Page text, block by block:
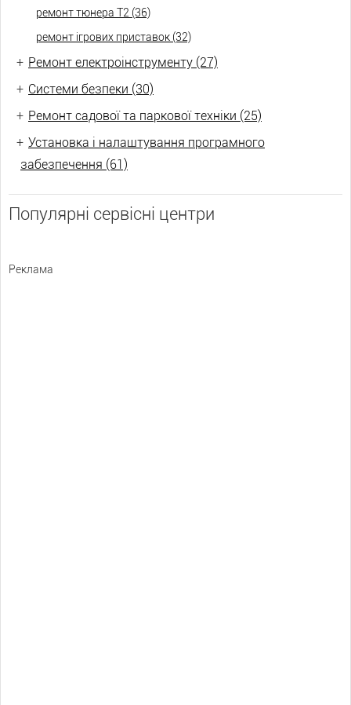
ремонт тюнера Т2 (36)
ремонт ігрових приставок (32)
+ Ремонт електроінструменту (27)
+ Системи безпеки (30)
+ Ремонт садової та паркової техніки (25)
+ Установка і налаштування програмного
забезпечення (61)
Популярні сервісні центри
Реклама